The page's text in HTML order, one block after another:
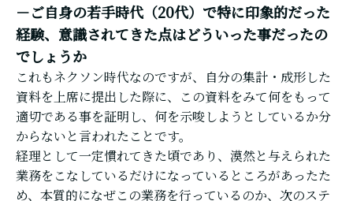
－ご自身の若手時代（20代）で特に印象的だった
経験、意識されてきた点はどういった事だったの
でしょうか
これもネクソン時代なのですが、自分の集計・成形した
資料を上席に提出した際に、この資料をみて何をもって
適切である事を証明し、何を示唆しようとしているか分
からないと言われたことです。
経理として一定慣れてきた頃であり、漠然と与えられた
業務をこなしているだけになっているところがあったた
め、本質的になぜこの業務を行っているのか、次のステ